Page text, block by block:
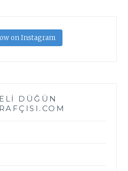
on Instagram
DÜĞÜN